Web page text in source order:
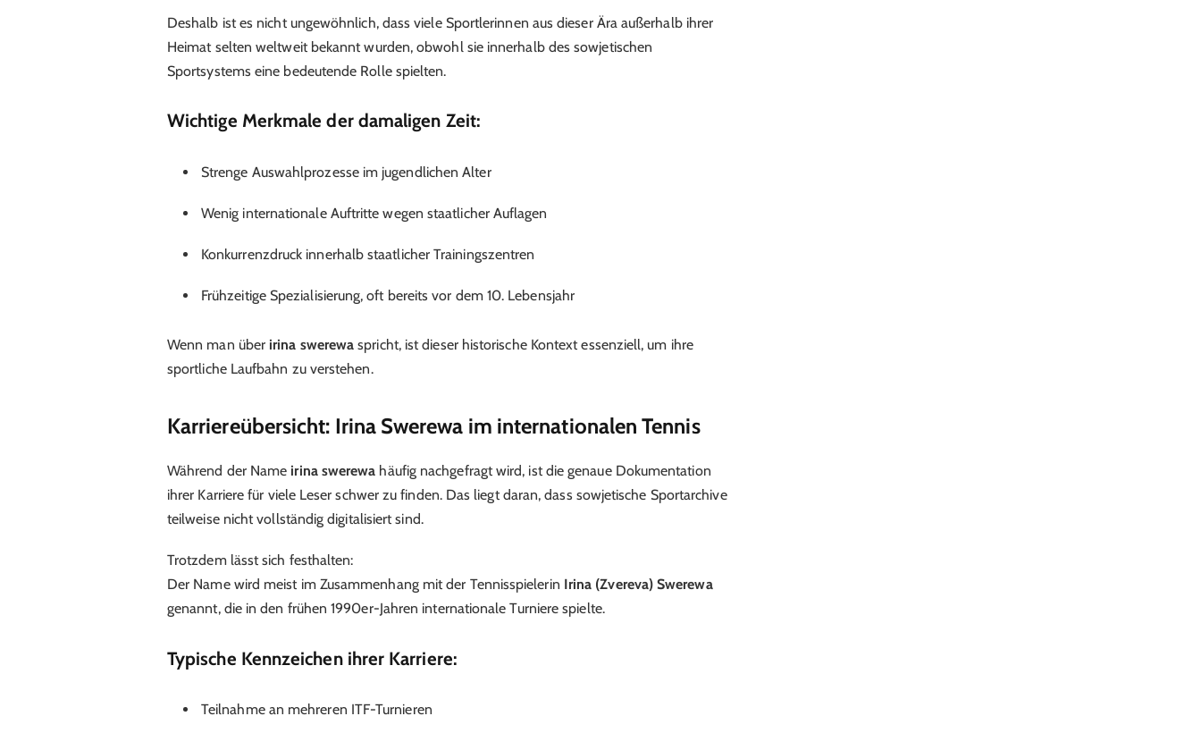
Deshalb ist es nicht ungewöhnlich, dass viele Sportlerinnen aus dieser Ära außerhalb ihrer
Heimat selten weltweit bekannt wurden, obwohl sie innerhalb des sowjetischen
Sportsystems eine bedeutende Rolle spielten.
Wichtige Merkmale der damaligen Zeit:
Strenge Auswahlprozesse im jugendlichen Alter
Wenig internationale Auftritte wegen staatlicher Auflagen
Konkurrenzdruck innerhalb staatlicher Trainingszentren
Frühzeitige Spezialisierung, oft bereits vor dem 10. Lebensjahr
Wenn man über irina swerewa spricht, ist dieser historische Kontext essenziell, um ihre
sportliche Laufbahn zu verstehen.
Karriereübersicht: Irina Swerewa im internationalen Tennis
Während der Name irina swerewa häufig nachgefragt wird, ist die genaue Dokumentation
ihrer Karriere für viele Leser schwer zu finden. Das liegt daran, dass sowjetische Sportarchive
teilweise nicht vollständig digitalisiert sind.
Trotzdem lässt sich festhalten:
Der Name wird meist im Zusammenhang mit der Tennisspielerin Irina (Zvereva) Swerewa
genannt, die in den frühen 1990er-Jahren internationale Turniere spielte.
Typische Kennzeichen ihrer Karriere:
Teilnahme an mehreren ITF-Turnieren